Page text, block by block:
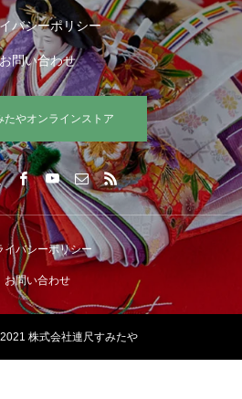
バシーポリシー
お問い合わせ
たやオンラインストア
イバシーポリシー
お問い合わせ
株式会社連尺すみたや